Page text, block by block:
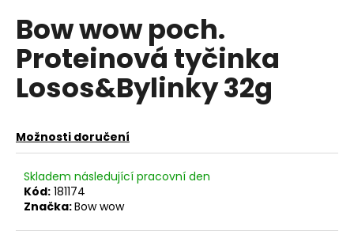
produktu
je
0,0
5
hvězdiček.
Bow wow poch.
Proteinová tyčinka
Losos&Bylinky 32g
Možnosti doručení
Skladem následující pracovní den
Kód: 181174
Značka:Bow wow
a
j
í
t
?
HLEDAT